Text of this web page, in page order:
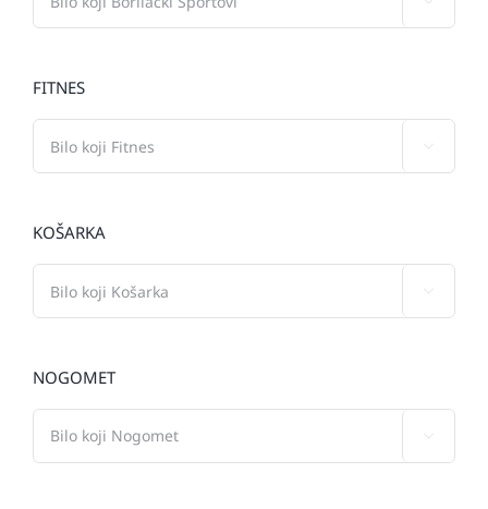
FITNES
KOŠARKA
NOGOMET